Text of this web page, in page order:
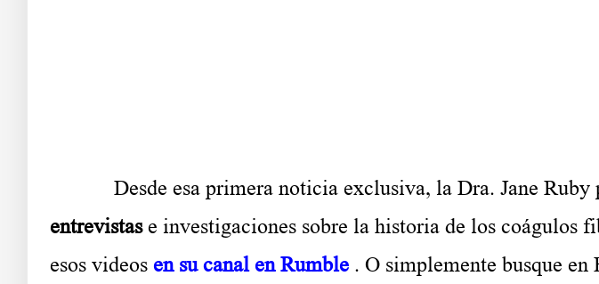
Desde esa primera noticia exclusiva, la Dra. Jane Ruby
entrevistase investigaciones sobre la historia de los coágulos
esos videos en su canal en Rumble . O simplemente busque